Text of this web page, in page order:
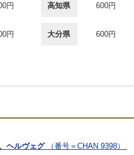
円 高知県 600円
円 大分県 600円
ヘルヴェグ
（番号＝CHAN 9398）